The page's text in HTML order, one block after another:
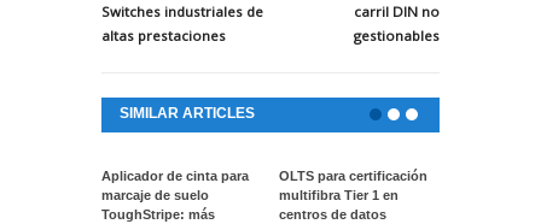
Switches industriales de
altas prestaciones
carril DIN no
gestionables
SIMILAR ARTICLES
Aplicador de cinta para
marcaje de suelo
ToughStripe: más
OLTS para certificación
multifibra Tier 1 en
centros de datos